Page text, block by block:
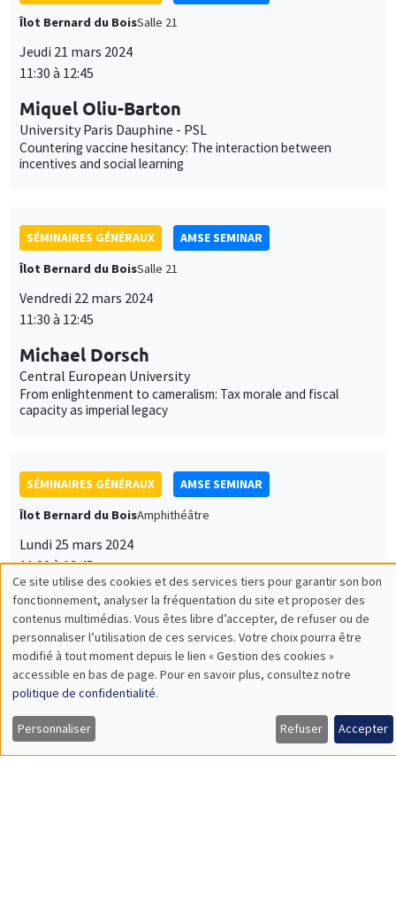
Îlot Bernard du BoisSalle 21
Jeudi 21 mars 2024
11:30 à 12:45
Miquel Oliu-Barton
University Paris Dauphine - PSL
Countering vaccine hesitancy: The interaction between
incentives and social learning
SÉMINAIRES GÉNÉRAUX
AMSE SEMINAR
Îlot Bernard du BoisSalle 21
Vendredi 22 mars 2024
11:30 à 12:45
Michael Dorsch
Central European University
From enlightenment to cameralism: Tax morale and fiscal
capacity as imperial legacy
SÉMINAIRES GÉNÉRAUX
AMSE SEMINAR
Îlot Bernard du BoisAmphithéâtre
Lundi 25 mars 2024
11:30 à 12:45
Guillermo Toral
IE University
Street-Level Rule of Law: Prosecutor Presence and the Fight
against Corruption
SÉMINAIRES GÉNÉRAUX
Îlot Bernard du BoisSalle 21